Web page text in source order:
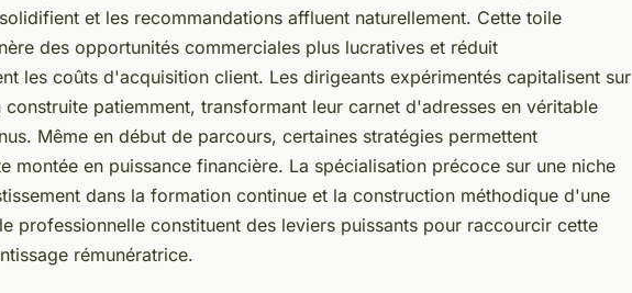
et les recommandations affluent naturellement. Cette toile
des opportunités commerciales plus lucratives et réduit
les coûts d'acquisition client. Les dirigeants expérimentés capitalisent sur
patiemment, transformant leur carnet d'adresses en véritable
Même en début de parcours, certaines stratégies permettent
montée en puissance financière. La spécialisation précoce sur une niche
dans la formation continue et la construction méthodique d'une
professionnelle constituent des leviers puissants pour raccourcir cette
rémunératrice.